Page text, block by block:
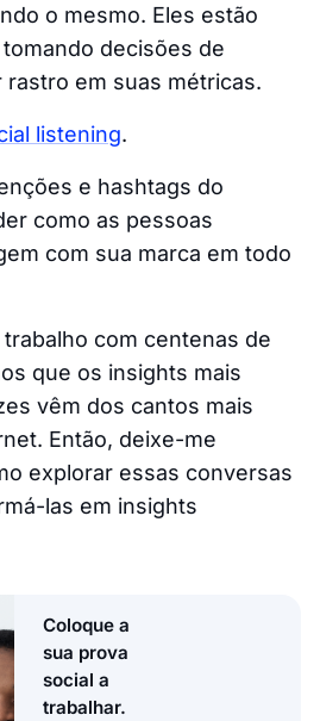
o mesmo. Eles estão
decisões de
rastro em suas métricas.
listening.
e hashtags do
como as pessoas
com sua marca em todo
com centenas de
que os insights mais
vêm dos cantos mais
Então, deixe-me
explorar essas conversas
las em insights
Coloque a
sua prova
social a
trabalhar.